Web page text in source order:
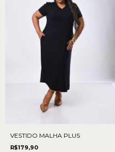
VESTIDO MALHA PLUS
R$179,90